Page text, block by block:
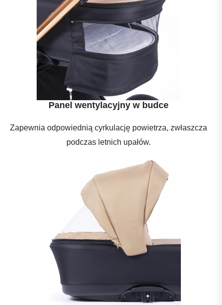
Panel wentylacyjny w budce
Zapewnia odpowiednią cyrkulację powietrza, zwłaszcza
podczas letnich upałów.